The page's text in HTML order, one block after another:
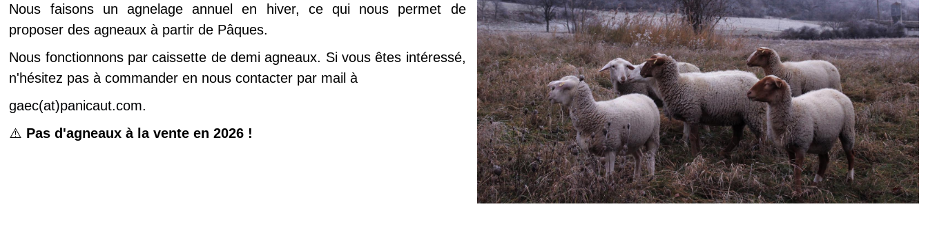
Nous faisons un agnelage annuel en hiver, ce qui nous permet de
proposer des agneaux à partir de Pâques.
Nous fonctionnons par caissette de demi agneaux. Si vous êtes intéressé,
n'hésitez pas à commander en nous contacter par mail à
gaec(at)panicaut.com.
⚠️ Pas d'agneaux à la vente en 2026 !